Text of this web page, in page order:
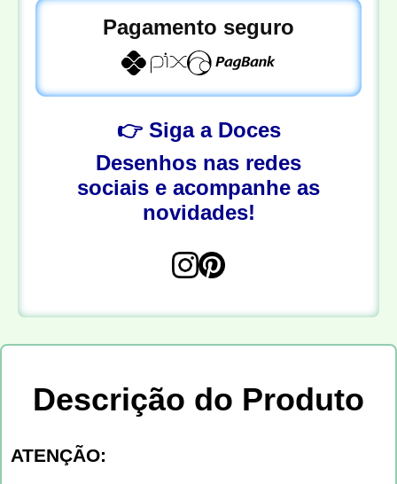
Pagamento seguro
👉 Siga a Doces
Desenhos nas redes
sociais e acompanhe as
novidades!
Descrição do Produto
ATENÇÃO: